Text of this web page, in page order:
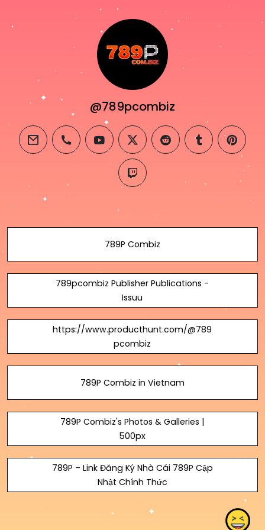
@789pcombiz
email phone youtubetwitterreddit tumblr
twitch
789P Combiz
789pcombiz Publisher Publications -
Issuu
https://www.producthunt.com/@789
pcombiz
789P Combiz in Vietnam
789P Combiz's Photos & Galleries |
500px
789P – Link Đăng Ký Nhà Cái 789P Cập
Nhật Chính Thức